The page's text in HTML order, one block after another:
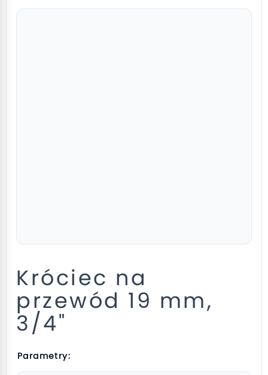
Króciec na
przewód 19 mm,
3/4"
Parametry: